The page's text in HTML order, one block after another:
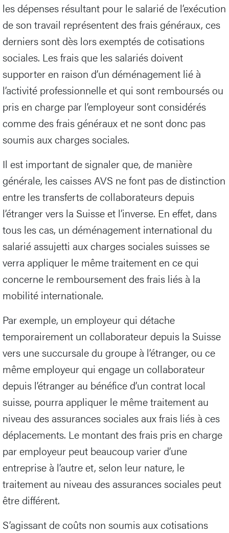
les dépenses résultant pour le salarié de l’exécution
de son travail représentent des frais généraux, ces
derniers sont dès lors exemptés de cotisations
sociales. Les frais que les salariés doivent
supporter en raison d’un déménagement lié à
l’activité professionnelle et qui sont remboursés ou
pris en charge par l’employeur sont considérés
comme des frais généraux et ne sont donc pas
soumis aux charges sociales.
Il est important de signaler que, de manière
générale, les caisses AVS ne font pas de distinction
entre les transferts de collaborateurs depuis
l’étranger vers la Suisse et l’inverse. En effet, dans
tous les cas, un déménagement international du
salarié assujetti aux charges sociales suisses se
verra appliquer le même traitement en ce qui
concerne le remboursement des frais liés à la
mobilité internationale.
Par exemple, un employeur qui détache
temporairement un collaborateur depuis la Suisse
vers une succursale du groupe à l’étranger, ou ce
même employeur qui engage un collaborateur
depuis l’étranger au bénéfice d’un contrat local
suisse, pourra appliquer le même traitement au
niveau des assurances sociales aux frais liés à ces
déplacements. Le montant des frais pris en charge
par employeur peut beaucoup varier d’une
entreprise à l’autre et, selon leur nature, le
traitement au niveau des assurances sociales peut
être différent.
S’agissant de coûts non soumis aux cotisations